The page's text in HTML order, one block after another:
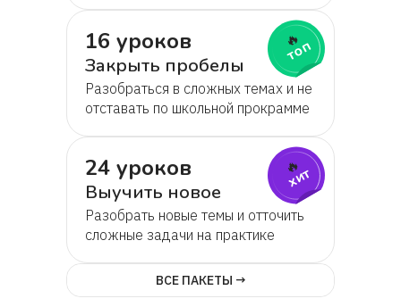
16 уроков
Закрыть пробелы
Разобраться в сложных темах и не
отставать по школьной прокрамме
🔥
топ
24 уроков
Выучить новое
Разобрать новые темы и отточить
сложные задачи на практике
🔥
хит
ВСЕ ПАКЕТЫ →